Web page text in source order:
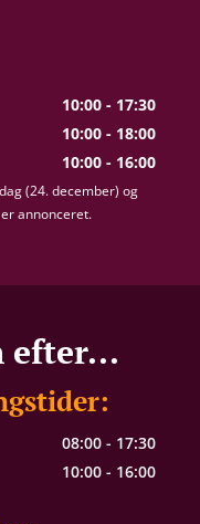
10:00 - 17:30
10:00 - 18:00
10:00 - 16:00
(24. december) og
annonceret.
efter...
08:00 - 17:30
10:00 - 16:00